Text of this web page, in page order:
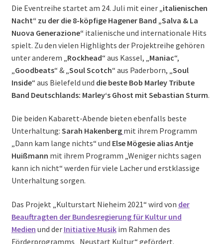
Die Eventreihe startet am 24. Juli mit einer „italienischen
Nacht“ zu der die 8-köpfige Hagener Band „Salva & La
Nuova Generazione“ italienische und internationale Hits
spielt. Zu den vielen Highlights der Projektreihe gehören
unter anderem „ Rockhead“ aus Kassel, „ Maniac“,
Goodbeats“ & „ Soul Scotch“ aus Paderborn, „ Soul
Inside“ aus Bielefeld und die beste Bob Marley Tribute
Band Deutschlands: Marley‘s Ghost mit Sebastian Sturm.
Die beiden Kabarett-Abende bieten ebenfalls beste
Unterhaltung: Sarah Hakenberg mit ihrem Programm
„Dann kam lange nichts“ und Else Mögesie alias Antje
Huißmann mit ihrem Programm „Weniger nichts sagen
kann ich nicht“ werden für viele Lacher und erstklassige
Unterhaltung sorgen.
Das Projekt „Kulturstart Nieheim 2021“ wird von der
Beauftragten der Bundesregierung für Kultur und
Medien und der Initiative Musikim Rahmen des
Förderprogramms „Neustart Kultur“ gefördert.